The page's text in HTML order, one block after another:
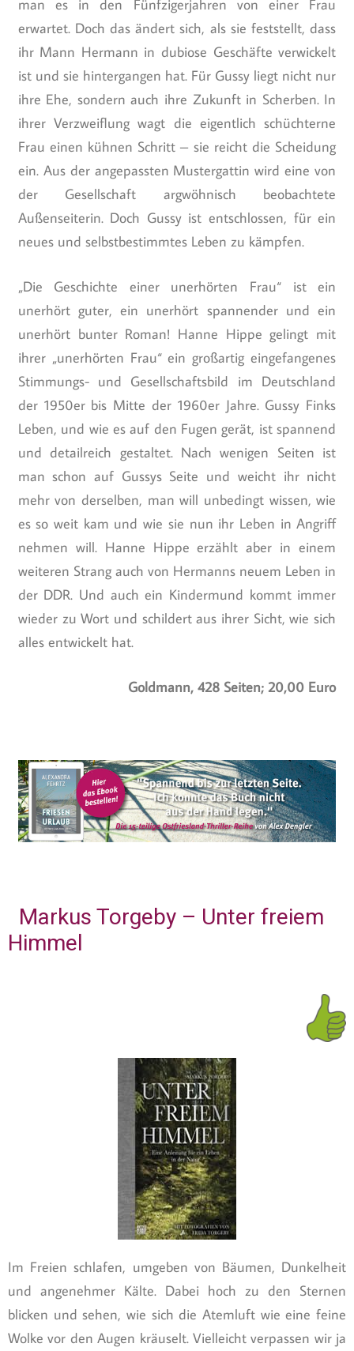
man es in den Fünfzigerjahren von einer Frau
erwartet. Doch das ändert sich, als sie feststellt, dass
ihr Mann Hermann in dubiose Geschäfte verwickelt
ist und sie hintergangen hat. Für Gussy liegt nicht nur
ihre Ehe, sondern auch ihre Zukunft in Scherben. In
ihrer Verzweiflung wagt die eigentlich schüchterne
Frau einen kühnen Schritt – sie reicht die Scheidung
ein. Aus der angepassten Mustergattin wird eine von
der Gesellschaft argwöhnisch beobachtete
Außenseiterin. Doch Gussy ist entschlossen, für ein
neues und selbstbestimmtes Leben zu kämpfen.
„Die Geschichte einer unerhörten Frau“ ist ein
unerhört guter, ein unerhört spannender und ein
unerhört bunter Roman! Hanne Hippe gelingt mit
ihrer „unerhörten Frau“ ein großartig eingefangenes
Stimmungs- und Gesellschaftsbild im Deutschland
der 1950er bis Mitte der 1960er Jahre. Gussy Finks
Leben, und wie es auf den Fugen gerät, ist spannend
und detailreich gestaltet. Nach wenigen Seiten ist
man schon auf Gussys Seite und weicht ihr nicht
mehr von derselben, man will unbedingt wissen, wie
es so weit kam und wie sie nun ihr Leben in Angriff
nehmen will. Hanne Hippe erzählt aber in einem
weiteren Strang auch von Hermanns neuem Leben in
der DDR. Und auch ein Kindermund kommt immer
wieder zu Wort und schildert aus ihrer Sicht, wie sich
alles entwickelt hat.
Goldmann, 428 Seiten; 20,00 Euro
Markus Torgeby – Unter freiem
Himmel
Im Freien schlafen, umgeben von Bäumen, Dunkelheit
und angenehmer Kälte. Dabei hoch zu den Sternen
blicken und sehen, wie sich die Atemluft wie eine feine
Wolke vor den Augen kräuselt. Vielleicht verpassen wir ja